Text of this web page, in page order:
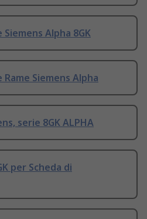
Alpha 8GK
Siemens Alpha
serie 8GK ALPHA
per Scheda di